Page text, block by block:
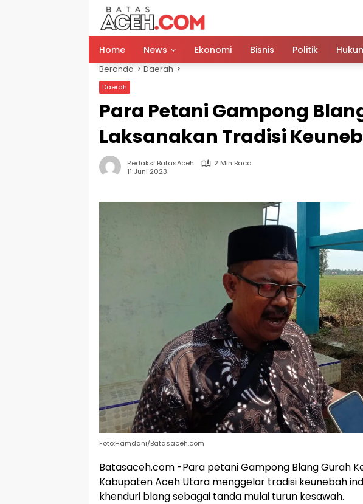
Home News Ekonomi Bisnis Politik
Beranda Daerah
Daerah
Para Petani Gampong
Laksanakan Tradisi
Redaksi BatasAceh
2 Min Baca
11 Juni 2023
Foto:Hamdani/Batasaceh.com
Batasaceh.com -Para petani Gampong Blang Gurah
Kabupaten Aceh Utara menggelar tradisi keunebah
khenduri blang sebagai tanda mulai turun kesawah.